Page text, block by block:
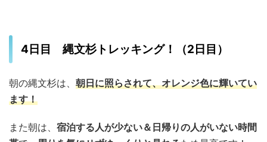
4日目 縄文杉トレッキング！（2日目）
朝の縄文杉は、 朝日に照らされて、オレンジ色に輝いてい
ます！
また朝は、 宿泊する人が少ない＆日帰りの人がいない時間